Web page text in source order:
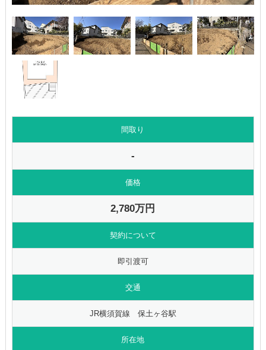
間取り
-
価格
2,780万円
契約について
即引渡可
交通
JR横須賀線 保土ヶ谷駅
所在地